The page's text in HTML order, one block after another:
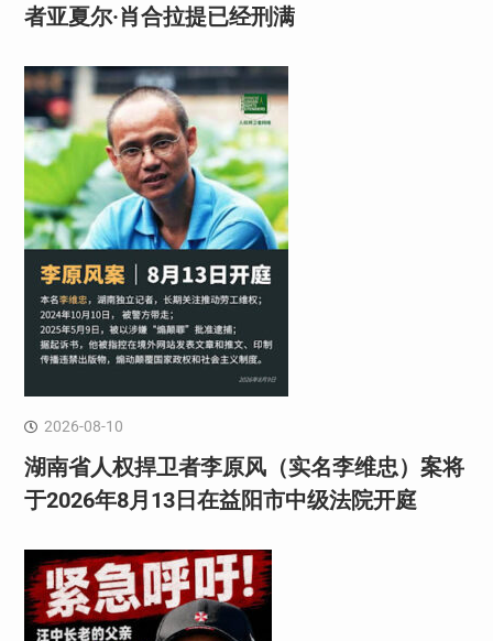
者亚夏尔·肖合拉提已经刑满
2026-08-10
湖南省人权捍卫者李原风（实名李维忠）案将
于2026年8月13日在益阳市中级法院开庭